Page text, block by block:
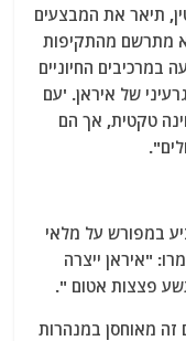
תיאר את המבצעים
מתרשם מהתקיפות
במרכיבים החיוניים
של איראן. 'עם
טקטית, אך הם
במפורש על מלאי
"איראן ייצרה
פצצות אטום ".
זה מאוחסן במנהרות